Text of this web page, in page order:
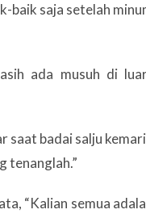
baik saja setelah
ada musuh di
saat badai salju
tenanglah.”
“Kalian semua